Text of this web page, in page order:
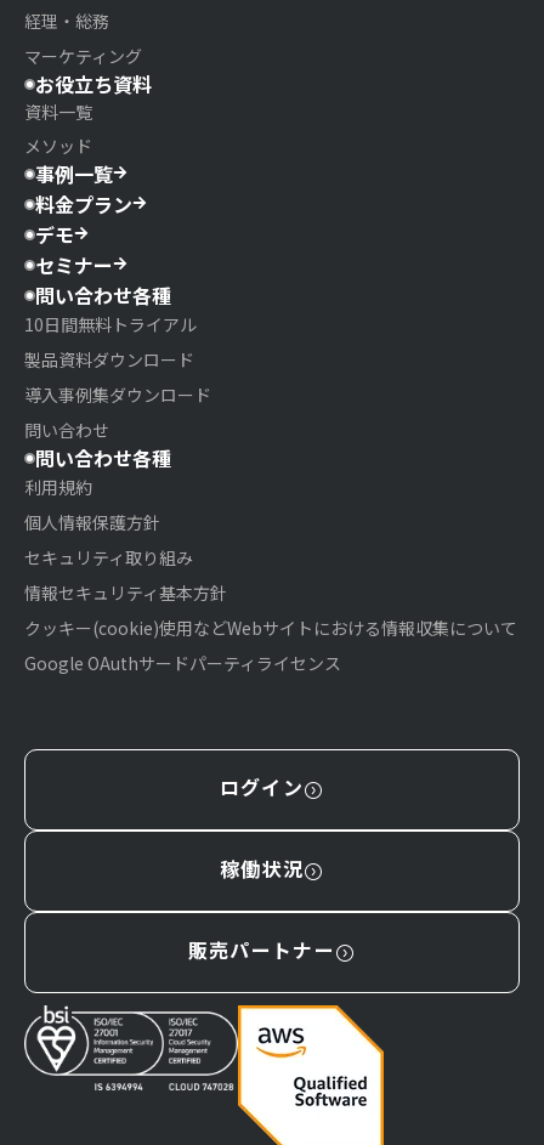
経理・総務
マーケティング
お役立ち資料
資料一覧
メソッド
事例一覧
料金プラン
デモ
セミナー
問い合わせ各種
10日間無料トライアル
製品資料ダウンロード
導入事例集ダウンロード
問い合わせ
問い合わせ各種
利用規約
個人情報保護方針
セキュリティ取り組み
情報セキュリティ基本方針
クッキー(cookie)使用などWebサイトにおける情報収集について
Google OAuthサードパーティライセンス
ログイン
稼働状況
販売パートナー